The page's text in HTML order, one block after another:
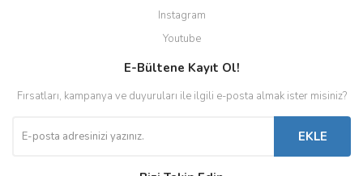
Instagram
Youtube
E-Bültene Kayıt Ol!
Fırsatları, kampanya ve duyuruları ile ilgili e-posta almak ister misiniz?
EKLE